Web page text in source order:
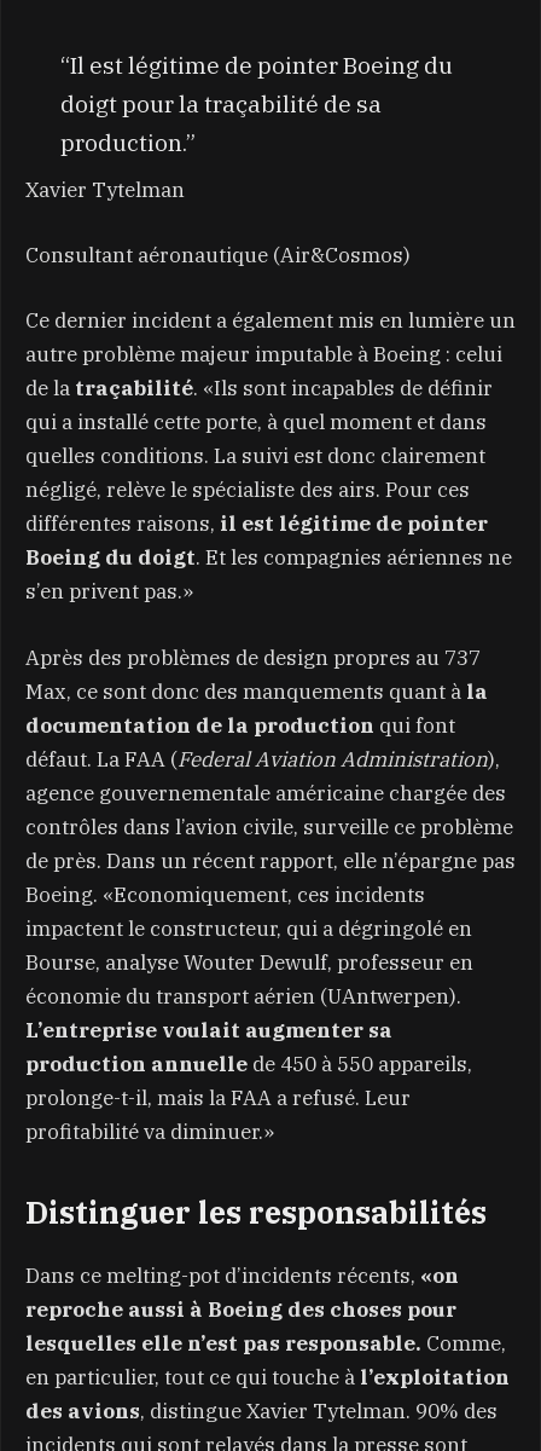
“Il est légitime de pointer Boeing du
doigt pour la traçabilité de sa
production.”
Xavier Tytelman
Consultant aéronautique (Air&Cosmos)
Ce dernier incident a également mis en lumière un
autre problème majeur imputable à Boeing : celui
de la traçabilité. «Ils sont incapables de définir
qui a installé cette porte, à quel moment et dans
quelles conditions. La suivi est donc clairement
négligé, relève le spécialiste des airs. Pour ces
différentes raisons, il est légitime de pointer
Boeing du doigt. Et les compagnies aériennes ne
s’en privent pas.»
Après des problèmes de design propres au 737
Max, ce sont donc des manquements quant à la
documentation de la production qui font
défaut. La FAA (Federal Aviation Administration),
agence gouvernementale américaine chargée des
contrôles dans l’avion civile, surveille ce problème
de près. Dans un récent rapport, elle n’épargne pas
Boeing. «Economiquement, ces incidents
impactent le constructeur, qui a dégringolé en
Bourse, analyse Wouter Dewulf, professeur en
économie du transport aérien (UAntwerpen).
L’entreprise voulait augmenter sa
production annuelle de 450 à 550 appareils,
prolonge-t-il, mais la FAA a refusé. Leur
profitabilité va diminuer.»
Distinguer les responsabilités
Dans ce melting-pot d’incidents récents, «on
reproche aussi à Boeing des choses pour
lesquelles elle n’est pas responsable. Comme,
en particulier, tout ce qui touche à l’exploitation
des avions, distingue Xavier Tytelman. 90% des
incidents qui sont relayés dans la presse sont